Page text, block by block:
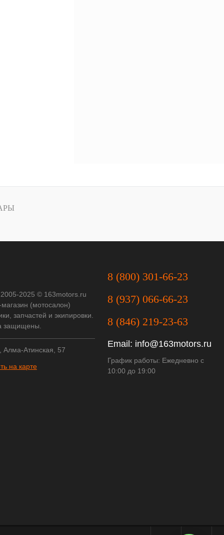
2025 © 163motors.ru
(мотосалон)
запчастей и экипировки.
защищены.
Алма-Атинская, 57
на карте
8 (800) 301-66-23
8 (937) 066-66-23
8 (846) 219-23-63
Email: info@163motors.ru
График работы: Ежедневно с
10:00 до 19:00